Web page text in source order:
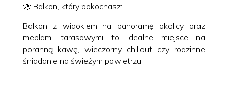
🌞 Balkon, który pokochasz:
Balkon z widokiem na panoramę okolicy oraz
meblami tarasowymi to idealne miejsce na
poranną kawę, wieczorny chillout czy rodzinne
śniadanie na świeżym powietrzu.